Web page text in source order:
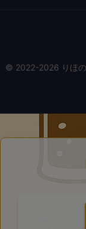
© 2022-2026 りほの